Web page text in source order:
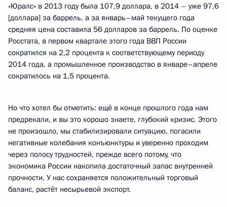
«Юралс» в 2013 году была 107,9 доллара, в 2014 – уже 97,6
[доллара] за баррель, а за январь–май текущего года
средняя цена составила 56 долларов за баррель. По оценке
Росстата, в первом квартале этого года ВВП России
сократился на 2,2 процента к соответствующему периоду
2014 года, а промышленное производство в январе–апреле
сократилось на 1,5 процента.
Но что хотел бы отметить: ещё в конце прошлого года нам
предрекали, и вы это хорошо знаете, глубокий кризис. Этого
не произошло, мы стабилизировали ситуацию, погасили
негативные колебания конъюнктуры и уверенно проходим
через полосу трудностей, прежде всего потому, что
экономика России накопила достаточный запас внутренней
прочности. У нас сохраняется положительный торговый
баланс, растёт несырьевой экспорт.